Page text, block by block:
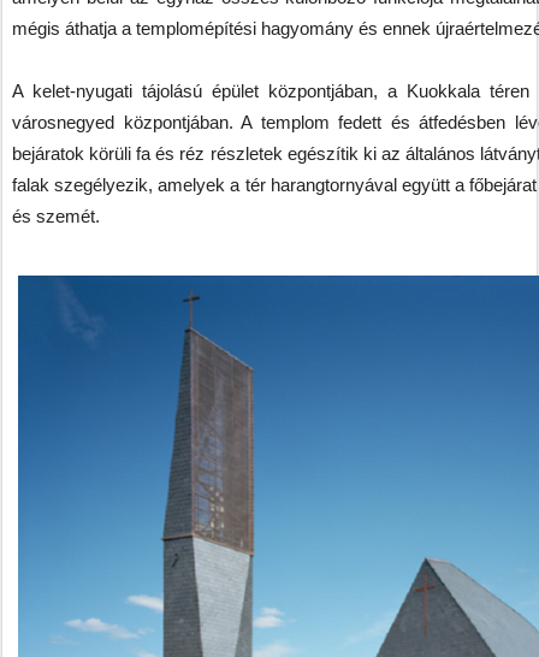
mégis áthatja a templomépítési hagyomány és ennek
A kelet-nyugati tájolású épület központjában, a Kuokkala
városnegyed központjában. A templom fedett és átfedésben
bejáratok körüli fa és réz részletek egészítik ki az általános
falak szegélyezik, amelyek a tér harangtornyával együtt a
és szemét.